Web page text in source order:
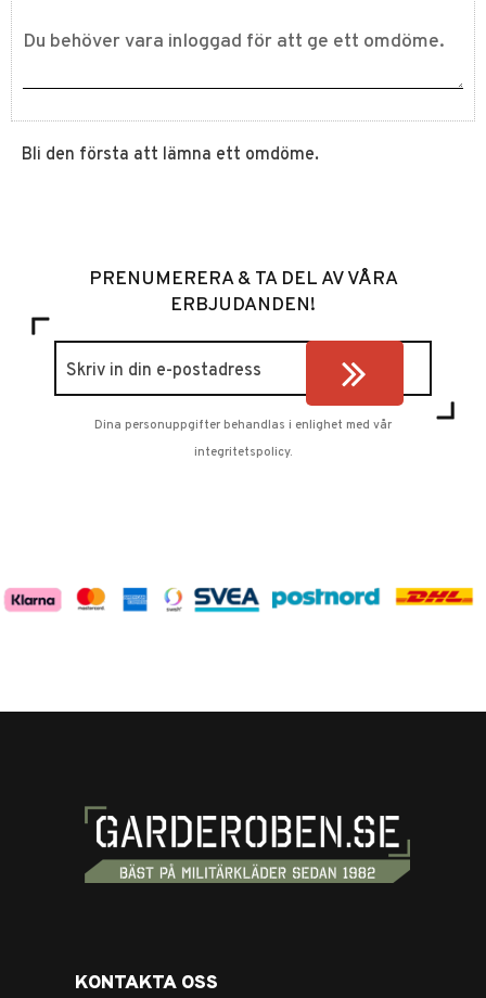
Bli den första att lämna ett omdöme.
PRENUMERERA & TA DEL AV VÅRA
ERBJUDANDEN!
Dina personuppgifter behandlas i enlighet med vår
integritetspolicy.
KONTAKTA OSS